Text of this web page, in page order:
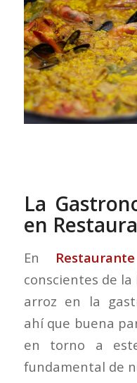
La
en
En
conscientes de
arroz en la
ahí que buena
en torno a
fundamental de